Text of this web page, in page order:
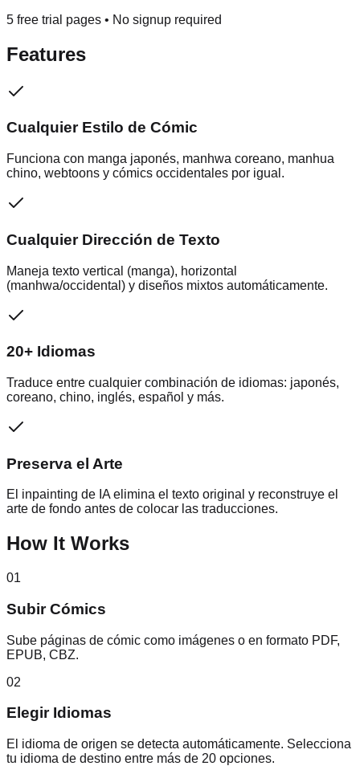
5 free trial pages • No signup required
Features
Cualquier Estilo de Cómic
Funciona con manga japonés, manhwa coreano, manhua
chino, webtoons y cómics occidentales por igual.
Cualquier Dirección de Texto
Maneja texto vertical (manga), horizontal
(manhwa/occidental) y diseños mixtos automáticamente.
20+ Idiomas
Traduce entre cualquier combinación de idiomas: japonés,
coreano, chino, inglés, español y más.
Preserva el Arte
El inpainting de IA elimina el texto original y reconstruye el
arte de fondo antes de colocar las traducciones.
How It Works
01
Subir Cómics
Sube páginas de cómic como imágenes o en formato PDF,
EPUB, CBZ.
02
Elegir Idiomas
El idioma de origen se detecta automáticamente. Selecciona
tu idioma de destino entre más de 20 opciones.